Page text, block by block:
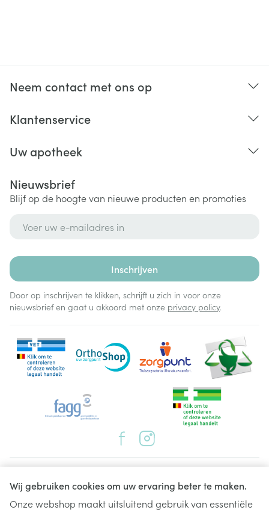
Wij gebruiken cookies om uw ervaring beter te maken.
Onze webshop maakt uitsluitend gebruik van essentiële
Neem contact met ons op
Klantenservice
Uw apotheek
Nieuwsbrief
Blijf op de hoogte van nieuwe producten en promoties
Inschrijven
Door op inschrijven te klikken, schrijft u zich in voor onze
nieuwsbrief en gaat u akkoord met onze privacy policy.
Juridische links